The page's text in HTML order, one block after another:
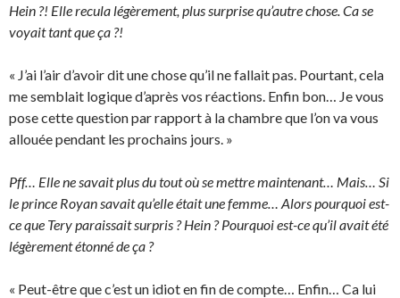
Hein ?! Elle recula légèrement, plus surprise qu’autre chose. Ca se
voyait tant que ça ?!
« J’ai l’air d’avoir dit une chose qu’il ne fallait pas. Pourtant, cela
me semblait logique d’après vos réactions. Enfin bon… Je vous
pose cette question par rapport à la chambre que l’on va vous
allouée pendant les prochains jours. »
Pff… Elle ne savait plus du tout où se mettre maintenant… Mais… Si
le prince Royan savait qu’elle était une femme… Alors pourquoi est-
ce que Tery paraissait surpris ? Hein ? Pourquoi est-ce qu’il avait été
légèrement étonné de ça ?
« Peut-être que c’est un idiot en fin de compte… Enfin… Ca lui